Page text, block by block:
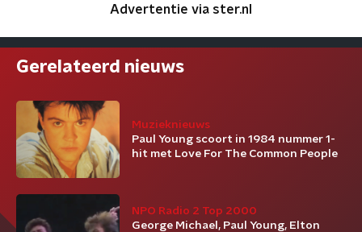
Advertentie via ster.nl
Gerelateerd nieuws
Muzieknieuws
Paul Young scoort in 1984 nummer 1-
hit met Love For The Common People
NPO Radio 2 Top 2000
George Michael, Paul Young, Elton